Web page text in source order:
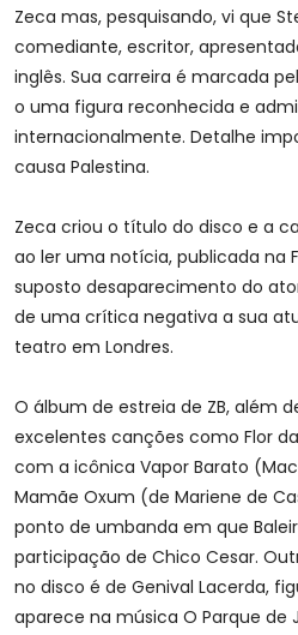
Zeca mas, pesquisando, vi que
comediante, escritor,
inglês. Sua carreira é marcada
o uma figura reconhecida e
internacionalmente. Detalhe
causa Palestina.
Zeca criou o título do disco e a
ao ler uma notícia, publicada na
suposto desaparecimento do
de uma crítica negativa a sua
teatro em Londres.
O álbum de estreia de ZB, além
excelentes canções como Flor
com a icônica Vapor Barato
Mamãe Oxum (de Mariene de
ponto de umbanda em que
participação de Chico Cesar.
no disco é de Genival Lacerda,
aparece na música O Parque de